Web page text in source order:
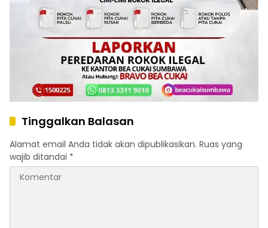
Tinggalkan Balasan
Alamat email Anda tidak akan dipublikasikan. Ruas yang
wajib ditandai *